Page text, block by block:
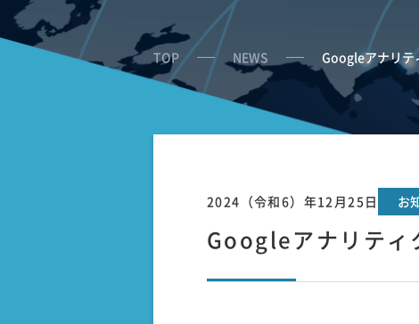
TOP NEWS Googleアナリテ
2024（令和6）年12月25日 お
Googleアナリティ